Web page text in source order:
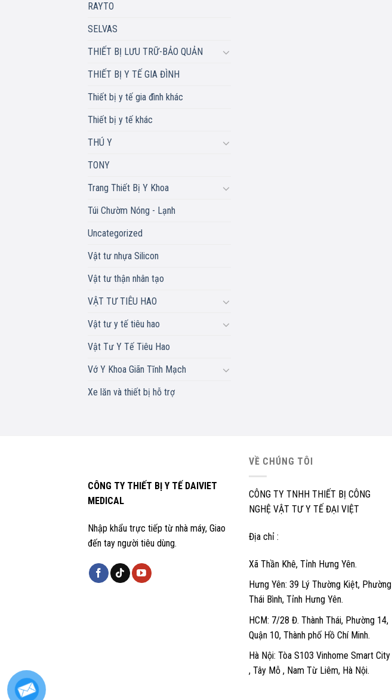
RAYTO
SELVAS
THIẾT BỊ LƯU TRỮ-BẢO QUẢN
THIẾT BỊ Y TẾ GIA ĐÌNH
Thiết bị y tế gia đình khác
Thiết bị y tế khác
THÚ Y
TONY
Trang Thiết Bị Y Khoa
Túi Chườm Nóng - Lạnh
Uncategorized
Vật tư nhựa Silicon
Vật tư thận nhân tạo
VẬT TƯ TIÊU HAO
Vật tư y tế tiêu hao
Vật Tư Y Tế Tiêu Hao
Vớ Y Khoa Giãn Tĩnh Mạch
Xe lăn và thiết bị hỗ trợ
CÔNG TY THIẾT BỊ Y TẾ DAIVIET
MEDICAL
Nhập khẩu trực tiếp từ nhà máy, Giao
đến tay người tiêu dùng.
VỀ CHÚNG TÔI
CÔNG TY TNHH THIẾT BỊ CÔNG
NGHỆ VẬT TƯ Y TẾ ĐẠI VIỆT
Địa chỉ :
Xã Thần Khê, Tỉnh Hưng Yên.
Hưng Yên: 39 Lý Thường Kiệt, Phường
Thái Bình, Tỉnh Hưng Yên.
HCM: 7/28 Đ. Thành Thái, Phường 14,
Quận 10, Thành phố Hồ Chí Minh.
Hà Nội: Tòa S103 Vinhome Smart City
, Tây Mỗ , Nam Từ Liêm, Hà Nội.